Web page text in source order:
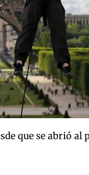
que se abrió